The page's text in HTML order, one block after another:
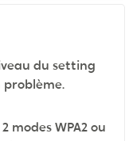
du setting
modes WPA2 ou